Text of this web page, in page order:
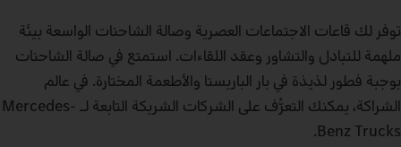
توفر لك قاعات الاجتماعات العصرية وصالة الشاحنات الواسعة بيئة
ملهمة للتبادل والتشاور وعقد اللقاءات. استمتع في صالة الشاحنات
بوجبة فطور لذيذة في بار الباريستا والأطعمة المختارة. في عالم
الشراكة، يمكنك التعرُّف على الشركات الشريكة التابعة لـ Mercedes-
Benz Trucks.